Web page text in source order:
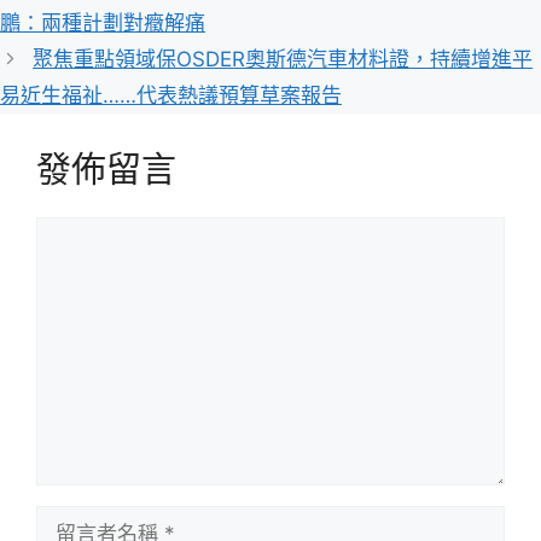
鵬：兩種計劃對癥解痛
聚焦重點領域保OSDER奧斯德汽車材料證，持續增進平
易近生福祉……代表熱議預算草案報告
發佈留言